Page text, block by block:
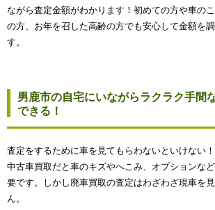
ながら査定金額がわかります！初めての方や車の
の方、お年を召した高齢の方でも安心して金額を
す。
男鹿市の自宅にいながらラクラク手間
できる！
査定をするために車を見てもらわないといけない
中古車買取だと車のキズやへこみ、オプションな
要です。しかし廃車買取の査定はわざわざ現車を
ん。